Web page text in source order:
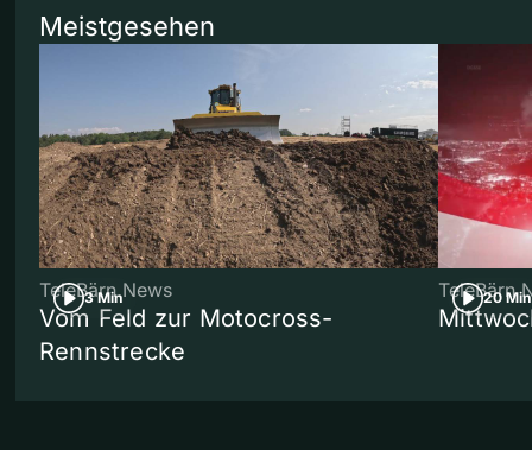
Meistgesehen
3 Min
TeleBärn News
Vom Feld zur Motocross-
Rennstrecke
20 Min
TeleBärn